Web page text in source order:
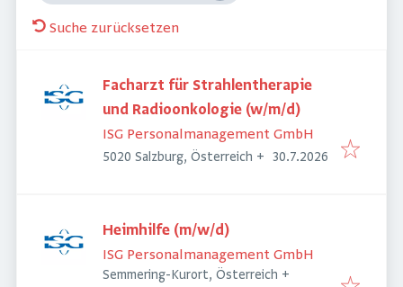
Suche zurücksetzen
Facharzt für Strahlentherapie
und Radioonkologie (w/m/d)
ISG Personalmanagement GmbH
5020 Salzburg, Österreich + Veröffentlicht:
30.7.2026
Heimhilfe (m/w/d)
ISG Personalmanagement GmbH
Semmering-Kurort, Österreich +